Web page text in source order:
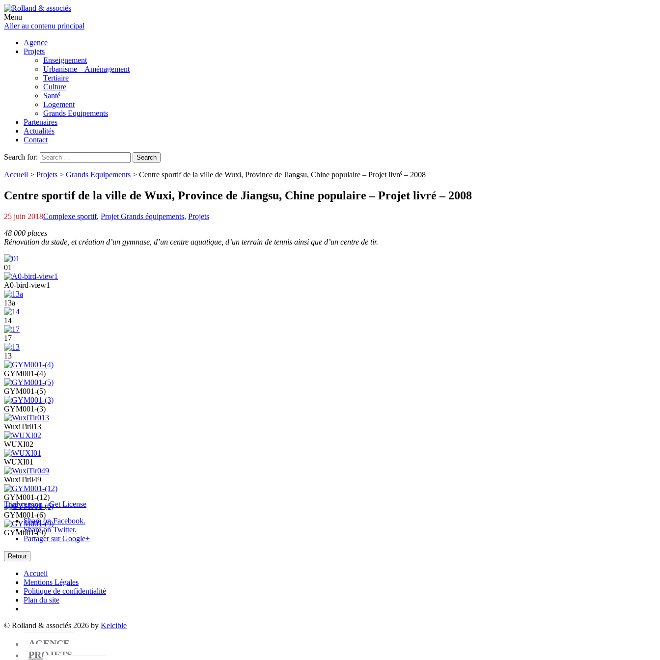
Menu
Aller au contenu principal
Agence
Projets
Enseignement
Urbanisme – Aménagement
Tertiaire
Culture
Santé
Logement
Grands Equipements
Partenaires
Actualités
Contact
Search for: Search
Accueil > Projets > Grands Equipements > Centre sportif de la ville de Wuxi, Province de Jiangsu, Chine populaire – Projet livré – 2008
Centre sportif de la ville de Wuxi, Province de Jiangsu, Chine populaire – Projet livré – 2008
25 juin 2018Complexe sportif, Projet Grands équipements, Projets
48 000 places
Rénovation du stade, et création d’un gymnase, d’un centre aquatique, d’un terrain de tennis ainsi que d’un centre de tir.
01
A0-bird-view1
13a
14
17
13
GYM001-(4)
GYM001-(5)
GYM001-(3)
WuxiTir013
WUXI02
WUXI01
WuxiTir049
GYM001-(12)
GYM001-(6)
GYM001-(9)
Trial version - Get License
Share on Facebook.
Share on Twitter.
Partager sur Google+
Retour
Accueil
Mentions Légales
Politique de confidentialité
Plan du site
© Rolland & associés 2026 by Kelcible
AGENCE
PROJETS